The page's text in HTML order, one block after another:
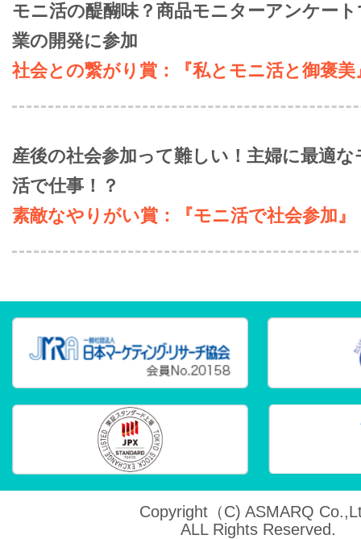
モニ活の醍醐味？商品モニターアンケー
業の開発に参加
社会との繋がり賞：『私とモニ活と御褒美
産後の社会参加って難しい！主婦に最適な
活で仕事！？
素敵なやりがい賞：『モニ活で社会参加』
Copyright（C) ASMARQ
ALL Rights Reserved.